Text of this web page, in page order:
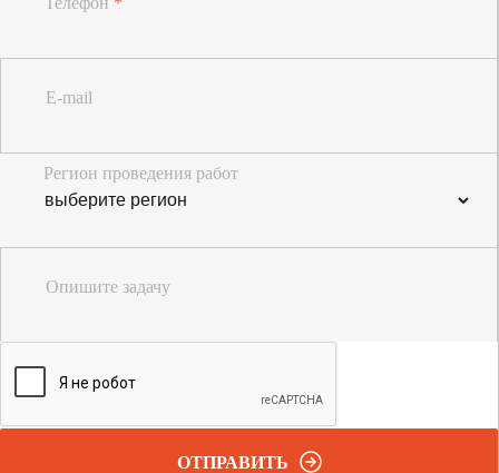
E-mail
Регион проведения работ
Опишите задачу
ОТПРАВИТЬ